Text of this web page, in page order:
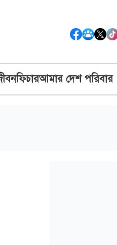
ফিচারআমার দেশ পরিবার